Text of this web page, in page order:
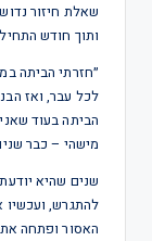
שאלת חיזור
ותוך חודש
״חזרתי הביתה
לכל עבר, ואז
הביתה בעוד
מישהי – כבר
שנים שהיא
להתגרש, ועכשיו
האסור ופתחה את